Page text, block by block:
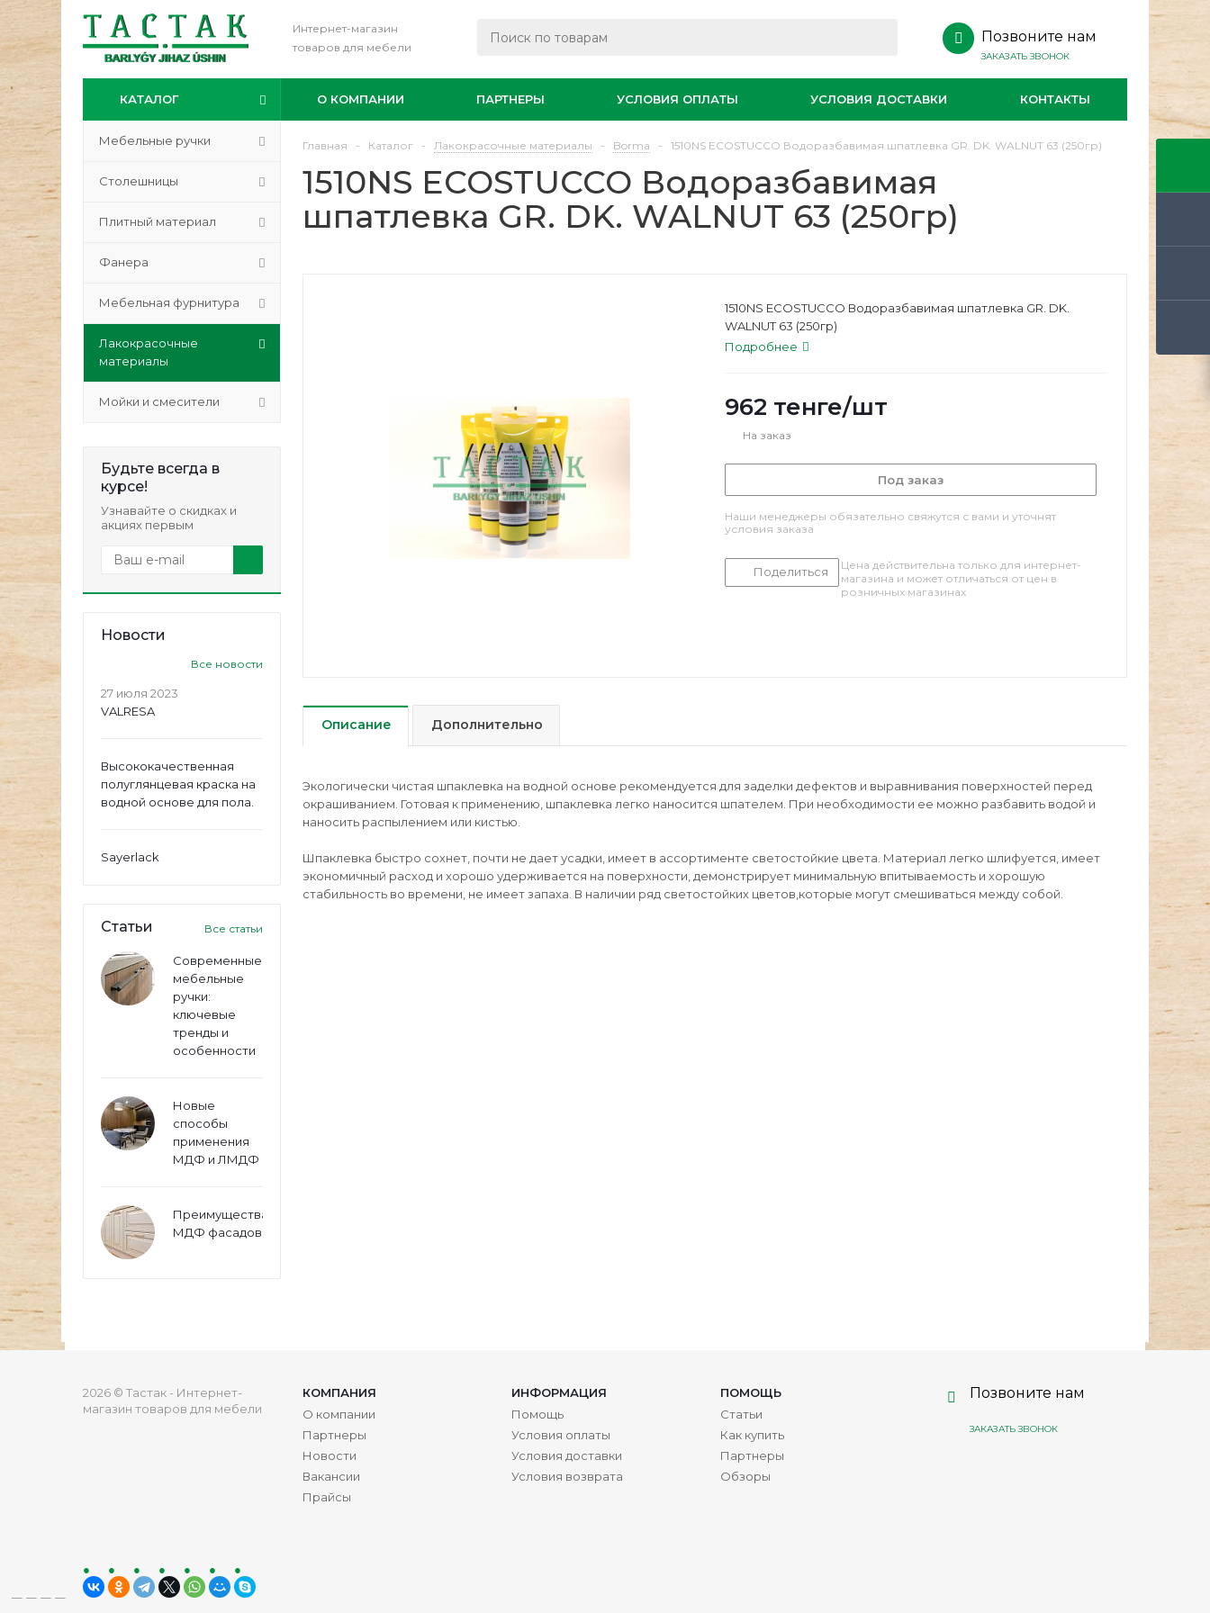
Интернет-магазин
товаров для мебели
Позвоните нам
ЗАКАЗАТЬ ЗВОНОК
КАТАЛОГ О КОМПАНИИ ПАРТНЕРЫ УСЛОВИЯ ОПЛАТЫ УСЛОВИЯ ДОСТАВКИ КОНТАКТЫ
Мебельные ручки
Столешницы
Плитный материал
Фанера
Мебельная фурнитура
Лакокрасочные
материалы
Мойки и смесители
Будьте всегда в
курсе!
Узнавайте о скидках и
акциях первым
Новости
Все новости
27 июля 2023
VALRESA
Высококачественная
полуглянцевая краска на
водной основе для пола.
Sayerlack
Статьи Все статьи
Современные
мебельные
ручки:
ключевые
тренды и
особенности
Новые
способы
применения
МДФ и ЛМДФ
Преимущества
МДФ фасадов
Главная - Каталог - Лакокрасочные материалы - Borma - 1510NS ECOSTUCCO Водоразбавимая шпатлевка GR. DK. WALNUT 63 (250гр)
1510NS ECOSTUCCO Водоразбавимая
шпатлевка GR. DK. WALNUT 63 (250гр)
1510NS ECOSTUCCO Водоразбавимая шпатлевка GR. DK.
WALNUT 63 (250гр)
Подробнее
962 тенге/шт
На заказ
Под заказ
Наши менеджеры обязательно свяжутся с вами и уточнят
условия заказа
Поделиться
Цена действительна только для интернет-
магазина и может отличаться от цен в
розничных магазинах
Описание Дополнительно
Экологически чистая шпаклевка на водной основе рекомендуется для заделки дефектов и выравнивания поверхностей перед
окрашиванием. Готовая к применению, шпаклевка легко наносится шпателем. При необходимости ее можно разбавить водой и
наносить распылением или кистью.
Шпаклевка быстро сохнет, почти не дает усадки, имеет в ассортименте светостойкие цвета. Материал легко шлифуется, имеет
экономичный расход и хорошо удерживается на поверхности, демонстрирует минимальную впитываемость и хорошую
стабильность во времени, не имеет запаха. В наличии ряд светостойких цветов,которые могут смешиваться между собой.
2026 © Тастак - Интернет-
магазин товаров для мебели
КОМПАНИЯ ИНФОРМАЦИЯ
ПОМОЩЬ
О компании
Партнеры
Новости
Вакансии
Прайсы
Помощь
Условия оплаты
Условия доставки
Условия возврата
Статьи
Как купить
Партнеры
Обзоры
Позвоните нам
ЗАКАЗАТЬ ЗВОНОК